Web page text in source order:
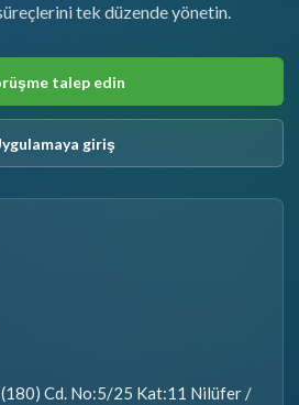
tek düzende yönetin.
talep edin
giriş
(180) Cd. No:5/25 Kat:11 Nilüfer /